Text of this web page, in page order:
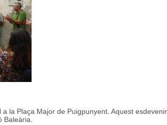
la Plaça Major de Puigpunyent. Aquest